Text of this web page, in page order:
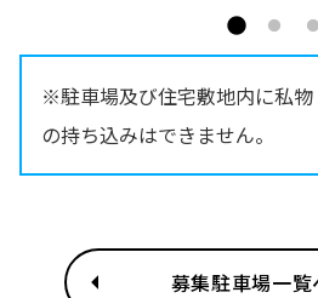
※駐車場及び住宅敷地内に私
の持ち込みはできません。
募集駐車場一覧